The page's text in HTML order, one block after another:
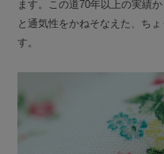
ます。この道70年以上の実績
と通気性をかねそなえた、ち
す。